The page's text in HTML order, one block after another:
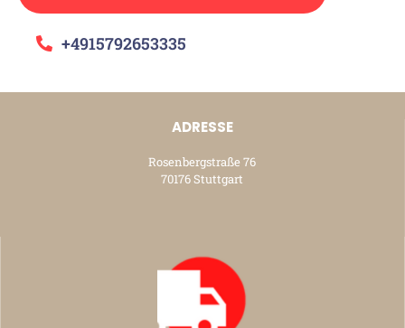
+4915792653335
ADRESSE
Rosenbergstraße 76
70176 Stuttgart